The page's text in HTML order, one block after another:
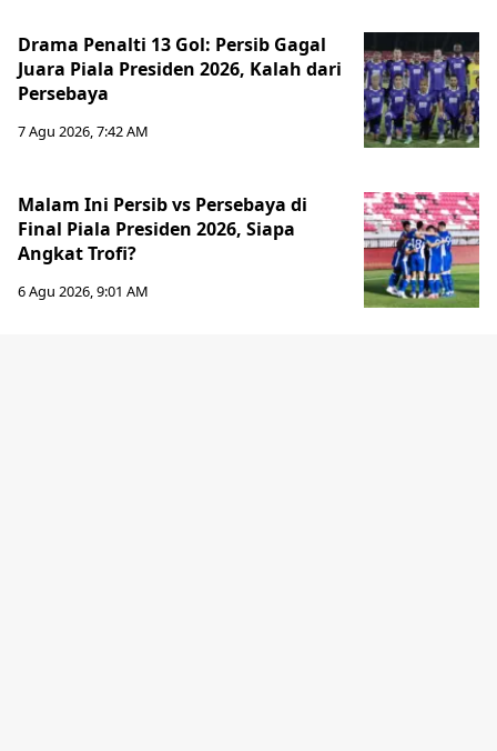
Drama Penalti 13 Gol: Persib Gagal
Juara Piala Presiden 2026, Kalah dari
Persebaya
7 Agu 2026, 7:42 AM
Malam Ini Persib vs Persebaya di
Final Piala Presiden 2026, Siapa
Angkat Trofi?
6 Agu 2026, 9:01 AM